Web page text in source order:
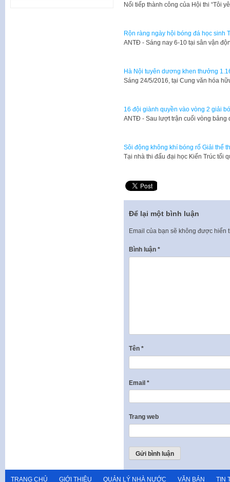
​Nối tiếp thành công của Hội thi “Tôi
Rộn ràng ngày hội bóng đá học sinh
​ANTĐ - Sáng nay 6-10 tại sân vận
Hà Nội tuyên dương khen thưởng
Sáng 24/5/2016, tại Cung văn hóa
16 đội giành quyền vào vòng 2 giải
​ANTĐ - Sau lượt trận cuối vòng
Sôi động không khí bóng rổ Giải thể
Tại nhà thi đấu đại học Kiến Trúc tối
Để lại một bình luận
Email của bạn sẽ không được hiển
Bình luận *
Tên *
Email *
Trang web
TRANG CHỦ GIỚI THIỆU QUẢN LÝ NHÀ NƯỚC VĂN BẢN TIN